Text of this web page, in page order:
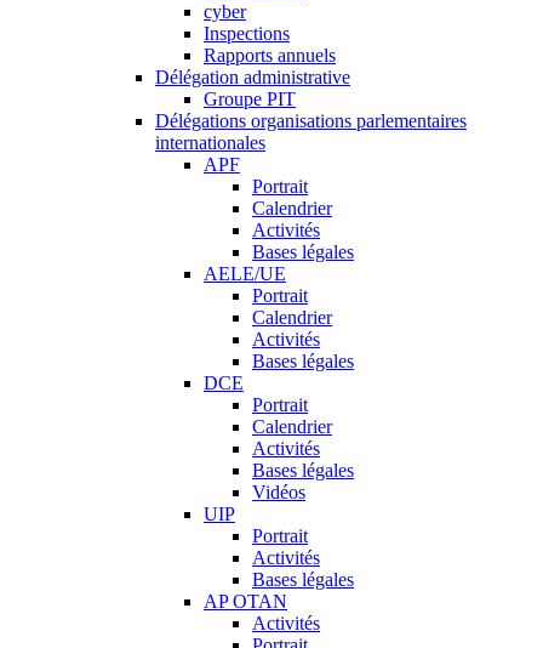
cyber
Inspections
Rapports annuels
Délégation administrative
Groupe PIT
Délégations organisations parlementaires
internationales
APF
Portrait
Calendrier
Activités
Bases légales
AELE/UE
Portrait
Calendrier
Activités
Bases légales
DCE
Portrait
Calendrier
Activités
Bases légales
Vidéos
UIP
Portrait
Activités
Bases légales
AP OTAN
Activités